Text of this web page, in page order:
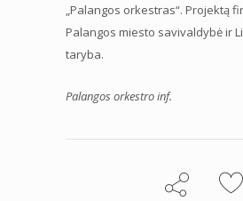
„Palangos orkestras“. Projektą
Palangos miesto savivaldybė ir
taryba.
Palangos orkestro inf.